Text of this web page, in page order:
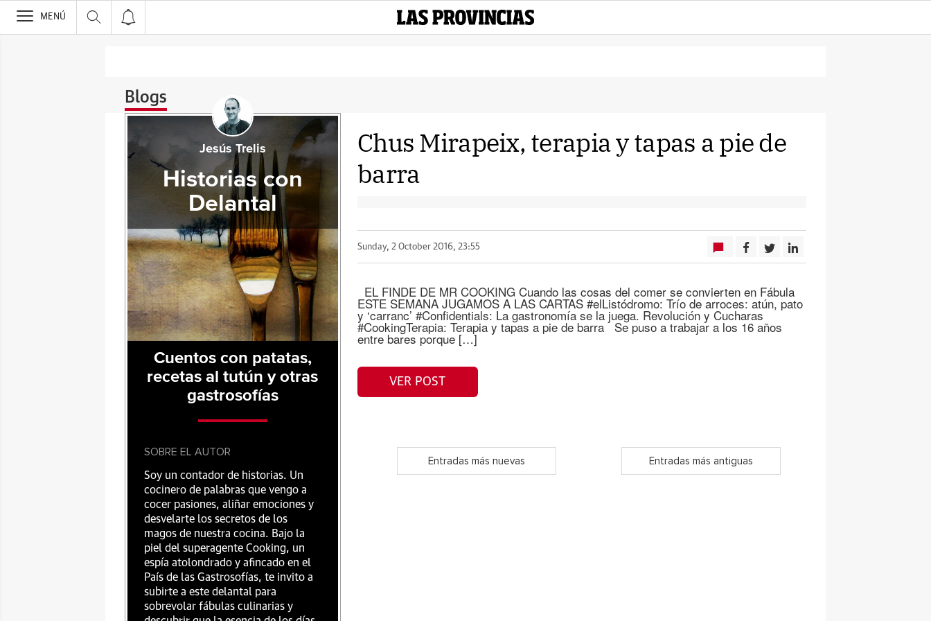
>
MENÚ
Blogs
Chus Mirapeix, terapia y tapas a pie de
barra
Sunday, 2 October 2016, 23:55
EL FINDE DE MR COOKING Cuando las cosas del comer se convierten en Fábula
ESTE SEMANA JUGAMOS A LAS CARTAS #elListódromo: Trío de arroces: atún, pato
y ‘carranc’ #Confidentials: La gastronomía se la juega. Revolución y Cucharas
#CookingTerapia: Terapia y tapas a pie de barra Se puso a trabajar a los 16 años
entre bares porque […]
VER POST
Entradas más nuevas Entradas más antiguas
Jesús Trelis
Historias con
Delantal
Cuentos con patatas,
recetas al tutún y otras
gastrosofías
SOBRE EL AUTOR
Soy un contador de historias. Un
cocinero de palabras que vengo a
cocer pasiones, aliñar emociones y
desvelarte los secretos de los
magos de nuestra cocina. Bajo la
piel del superagente Cooking, un
espía atolondrado y afincado en el
País de las Gastrosofías, te invito a
subirte a este delantal para
sobrevolar fábulas culinarias y